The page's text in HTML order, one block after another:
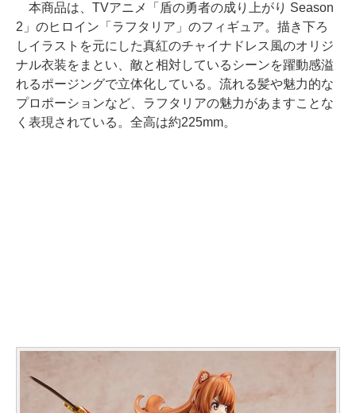
本商品は、TVアニメ「盾の勇者の成り上がり Season
2」のヒロイン「ラフタリア」のフィギュア。描き下ろ
しイラストを元にした真紅のチャイナドレス風のオリジ
ナル衣装をまとい、敵と相対しているシーンを躍動感溢
れるポージングで立体化している。流れる髪や魅力的な
プロポーションなど、ラフタリアの魅力があますことな
く表現されている。全高は約225mm。